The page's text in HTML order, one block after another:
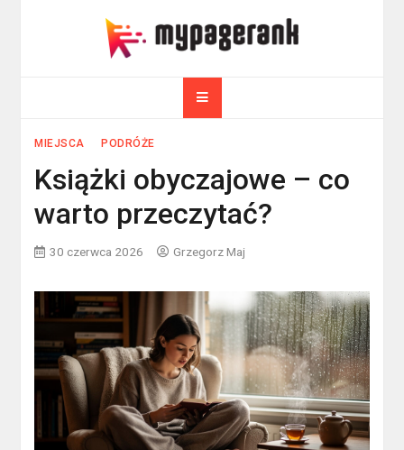
myPageRank.pl
MIEJSCA PODRÓŻE
Książki obyczajowe – co
warto przeczytać?
30 czerwca 2026 Grzegorz Maj